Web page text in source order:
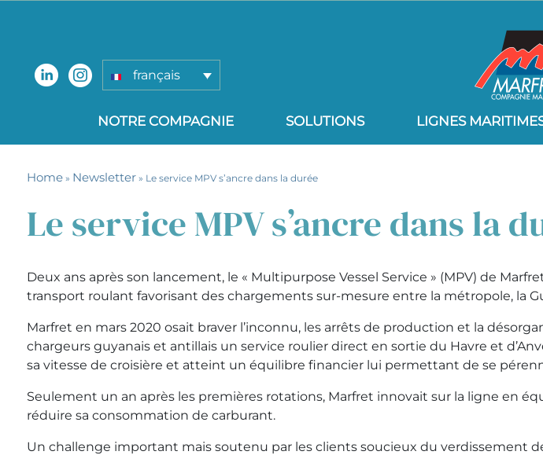
français
NOTRE COMPAGNIE SOLUTIONS LIGNES
Home » Newsletter » Le service MPV s’ancre dans la durée
Le service MPV s’ancre dans la
Deux ans après son lancement, le « Multipurpose Vessel Service » (MPV) de
transport roulant favorisant des chargements sur-mesure entre la métropole, la
Marfret en mars 2020 osait braver l’inconnu, les arrêts de production et la
chargeurs guyanais et antillais un service roulier direct en sortie du Havre et
sa vitesse de croisière et atteint un équilibre financier lui permettant de se
Seulement un an après les premières rotations, Marfret innovait sur la ligne en
réduire sa consommation de carburant.
Un challenge important mais soutenu par les clients soucieux du verdissement